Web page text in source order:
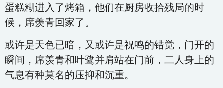
蛋糕糊进入了烤箱，他们在厨房收拾残局的时
候，席羡青回家了。
或许是天色已暗，又或许是祝鸣的错觉，门开的
瞬间，席羡青和叶鹭并肩站在门前，二人身上的
气息有种莫名的压抑和沉重。